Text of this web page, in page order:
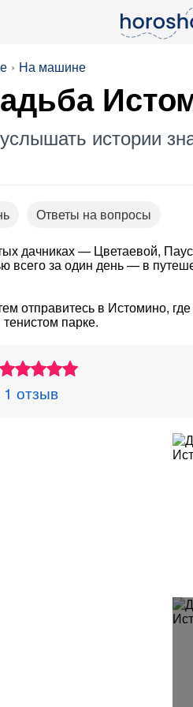
На машине
истории
Ответы на вопросы
дачниках — Цветаевой,
за один день — в
отправитесь в Истомино,
парке.
1 отзыв